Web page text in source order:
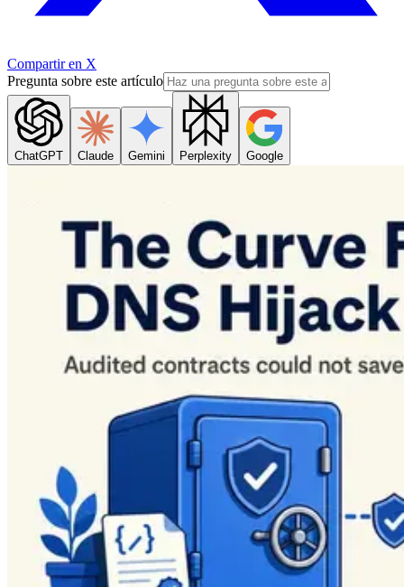
Compartir en X
Pregunta sobre este artículo
ChatGPT Claude Gemini Perplexity Google